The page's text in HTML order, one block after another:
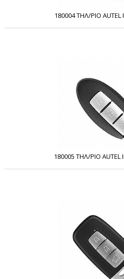
180004 ΤΗΛ/ΡΙΟ AUTEL
180005 ΤΗΛ/ΡΙΟ AUTEL